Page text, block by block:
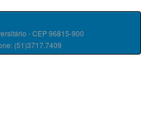
- CEP 96815-900
(51)3717.7409